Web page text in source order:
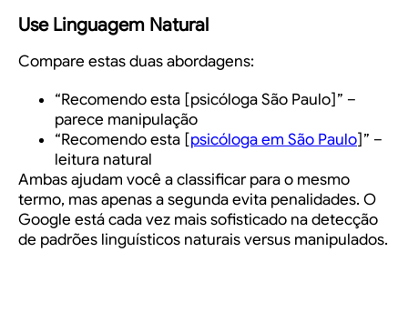
Use Linguagem Natural
Compare estas duas abordagens:
“Recomendo esta [psicóloga São Paulo]” –
parece manipulação
“Recomendo esta [psicóloga em São Paulo]” –
leitura natural
Ambas ajudam você a classificar para o mesmo
termo, mas apenas a segunda evita penalidades. O
Google está cada vez mais sofisticado na detecção
de padrões linguísticos naturais versus manipulados.